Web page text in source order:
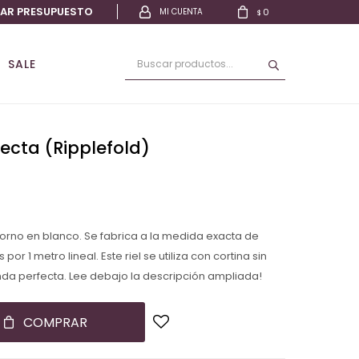
SALE
$ 0
PRESUPUESTO
(Ripplefold)
en blanco. Se fabrica a la medida exacta de
1 metro lineal. Este riel se utiliza con cortina sin
perfecta. Lee debajo la descripción ampliada!
COMPRAR